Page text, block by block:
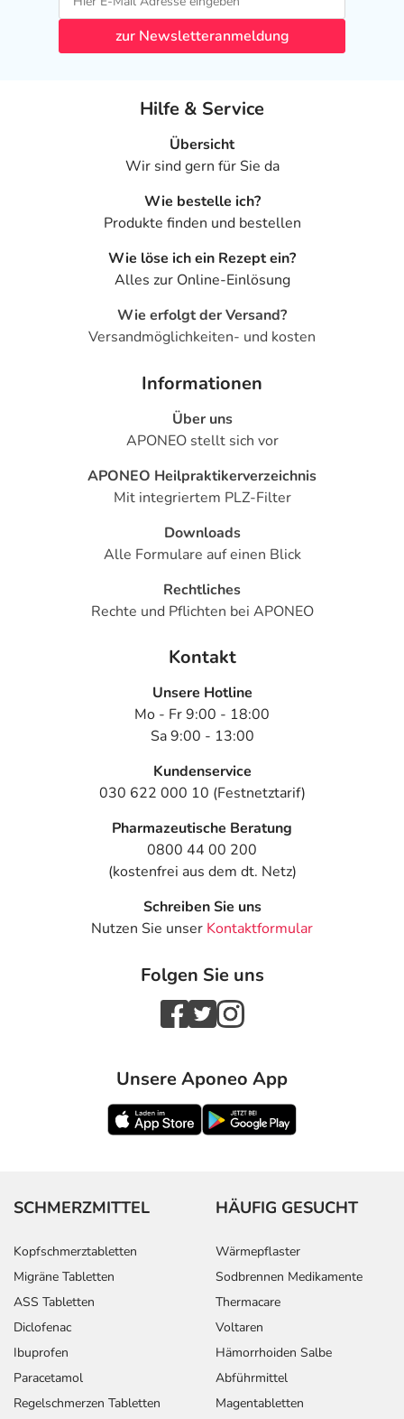
zur Newsletteranmeldung
Hilfe & Service
Übersicht
Wir sind gern für Sie da
Wie bestelle ich?
Produkte finden und bestellen
Wie löse ich ein Rezept ein?
Alles zur Online-Einlösung
Wie erfolgt der Versand?
Versandmöglichkeiten- und kosten
Informationen
Über uns
APONEO stellt sich vor
APONEO Heilpraktikerverzeichnis
Mit integriertem PLZ-Filter
Downloads
Alle Formulare auf einen Blick
Rechtliches
Rechte und Pflichten bei APONEO
Kontakt
Unsere Hotline
Mo - Fr 9:00 - 18:00
Sa 9:00 - 13:00
Kundenservice
030 622 000 10 (Festnetztarif)
Pharmazeutische Beratung
0800 44 00 200
(kostenfrei aus dem dt. Netz)
Schreiben Sie uns
Nutzen Sie unser Kontaktformular
Folgen Sie uns
Unsere Aponeo App
SCHMERZMITTEL
Kopfschmerztabletten
Migräne Tabletten
ASS Tabletten
Diclofenac
Ibuprofen
Paracetamol
Regelschmerzen Tabletten
HÄUFIG GESUCHT
Wärmepflaster
Sodbrennen Medikamente
Thermacare
Voltaren
Hämorrhoiden Salbe
Abführmittel
Magentabletten